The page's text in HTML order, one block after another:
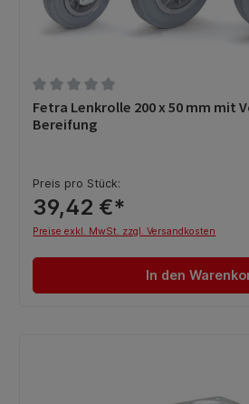
Durchschnittliche Bewertung von 0
Fetra Lenkrolle 200 x 50 mm mit
Bereifung
Preis pro Stück:
39,42 €*
Preise exkl. MwSt. zzgl. Versandkosten
In den